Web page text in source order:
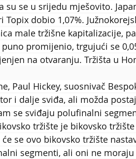
su se u srijedu mješovito.
Topix dobio 1,07%.
male tržišne kapitalizacije,
puno promijenio, trgujući se
na otvaranju. Tržišta u
Paul Hickey, suosnivač
i dalje sviđa, ali možda
se sviđaju polufinalni
tržište je bikovsko
se ovo bikovsko tržište
segmenti, ali oni ne